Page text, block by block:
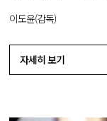
이도윤(감독)
자세히 보기